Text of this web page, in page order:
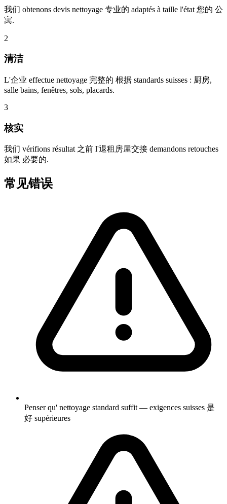
我们 obtenons devis nettoyage 专业的 adaptés à taille l'état 您的 公
寓.
2
清洁
L'企业 effectue nettoyage 完整的 根据 standards suisses : 厨房,
salle bains, fenêtres, sols, placards.
3
核实
我们 vérifions résultat 之前 l'退租房屋交接 demandons retouches
如果 必要的.
常见错误
Penser qu' nettoyage standard suffit — exigences suisses 是
好 supérieures